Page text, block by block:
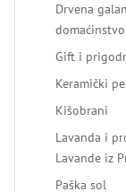
Drvena
domaćinstvo
Gift i
Keramički
Kišobrani
Lavanda i
Lavande iz
Paška sol